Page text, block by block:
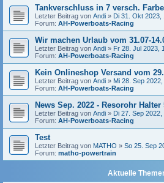
Tankverschluss in 7 versch.
Letzter Beitrag von Andi » Di 31. Okt 2023,
Forum: AH-Powerboats-Racing
Wir machen Urlaub vom 31.07-
Letzter Beitrag von Andi » Fr 28. Jul 2023,
Forum: AH-Powerboats-Racing
Kein Onlineshop Versand vom
Letzter Beitrag von Andi » Mi 28. Sep
Forum: AH-Powerboats-Racing
News Sep. 2022 - Resorohr
Letzter Beitrag von Andi » Di 27. Sep 2022,
Forum: AH-Powerboats-Racing
Test
Letzter Beitrag von MATHO » So 25. Sep
Forum: matho-powertrain
Aktuelle